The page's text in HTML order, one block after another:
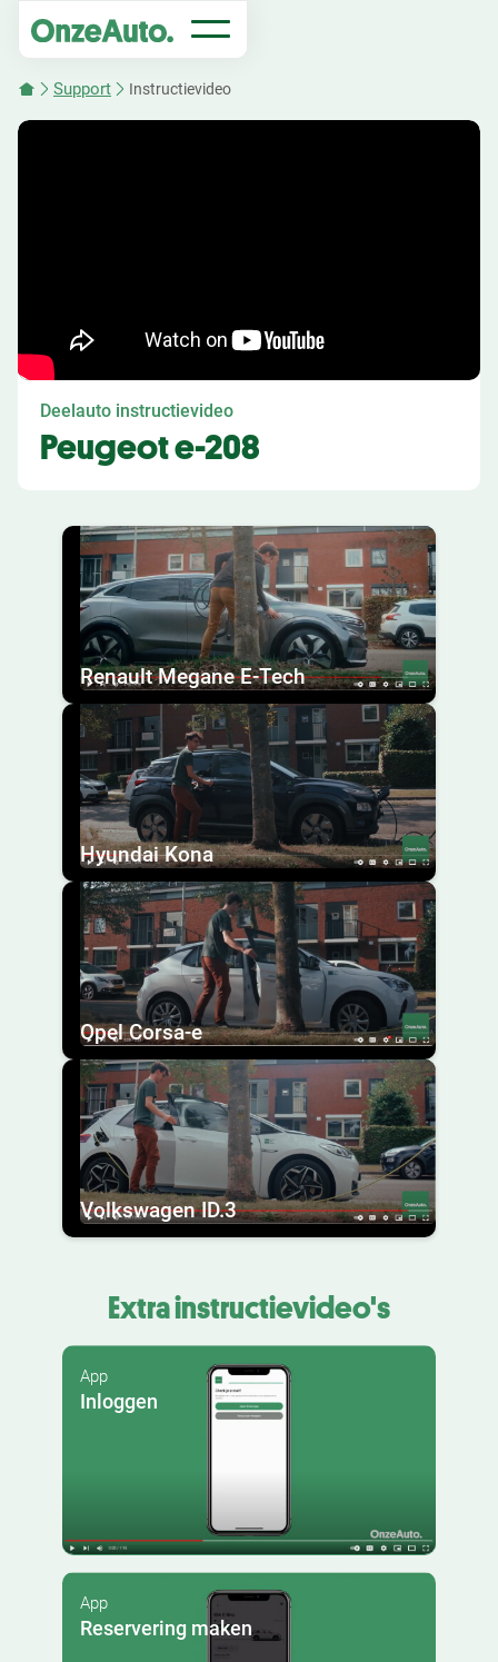
Support Instructievideo
Deelauto instructievideo
Peugeot e-208
Renault Megane E-Tech
Hyundai Kona
Opel Corsa-e
Volkswagen ID.3
Extra instructievideo's
App
Inloggen
App
Reservering maken